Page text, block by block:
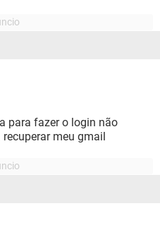
para fazer o login não
meu gmail